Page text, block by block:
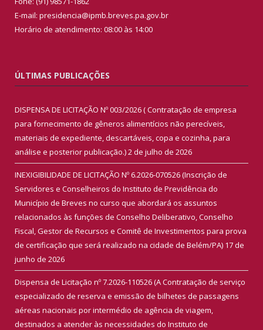
E-mail: presidencia@ipmb.breves.pa.gov.br
Horário de atendimento: 08:00 às 14:00
ÚLTIMAS PUBLICAÇÕES
DISPENSA DE LICITAÇÃO Nº 003/2026 ( Contratação de empresa
para fornecimento de gêneros alimentícios não perecíveis,
materiais de expediente, descartáveis, copa e cozinha, para
análise e posterior publicação.)2 de julho de 2026
INEXIGIBILIDADE DE LICITAÇÃO Nº 6.2026-070526 (Inscrição de
Servidores e Conselheiros do Instituto de Previdência do
Município de Breves no curso que abordará os assuntos
relacionados às funções de Conselho Deliberativo, Conselho
Fiscal, Gestor de Recursos e Comitê de Investimentos para prova
de certificação que será realizado na cidade de Belém/PA) 17 de
junho de 2026
Dispensa de Licitação nº 7.2026-110526 (A Contratação de serviço
especializado de reserva e emissão de bilhetes de passagens
aéreas nacionais por intermédio de agência de viagem,
destinados a atender às necessidades do Instituto de